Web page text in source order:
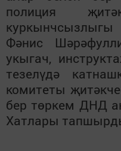
полиция
Фәнис
укыгач,
тезелүдә
комитеты
бер төркем ДНД
Хатлары